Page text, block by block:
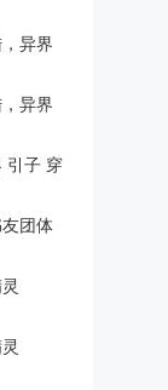
异界
异界
引子 穿
友团体